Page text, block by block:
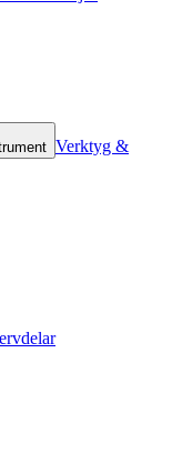
Verktyg &